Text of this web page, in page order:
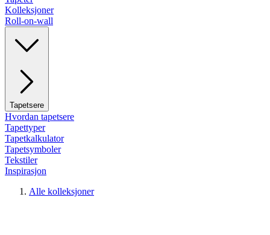
Kolleksjoner
Roll-on-wall
Tapetsere
Hvordan tapetsere
Tapettyper
Tapetkalkulator
Tapetsymboler
Tekstiler
Inspirasjon
Alle kolleksjoner